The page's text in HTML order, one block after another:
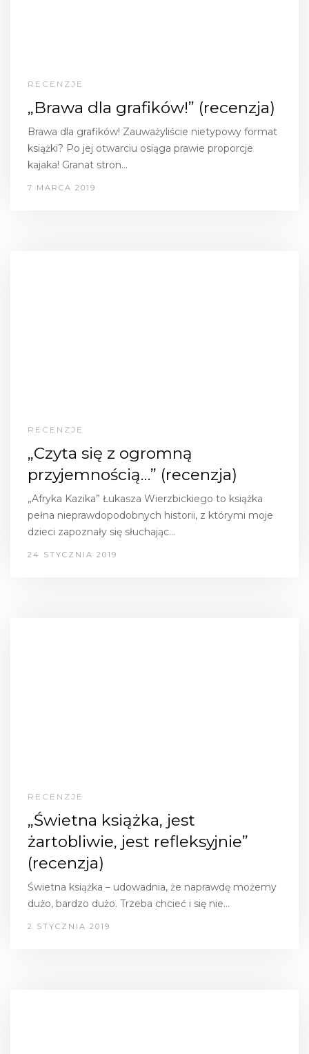
RECENZJE
„Brawa dla grafików!” (recenzja)
Brawa dla grafików! Zauważyliście nietypowy format
książki? Po jej otwarciu osiąga prawie proporcje
kajaka! Granat stron…
7 MARCA 2019
RECENZJE
„Czyta się z ogromną
przyjemnością…” (recenzja)
„Afryka Kazika” Łukasza Wierzbickiego to książka
pełna nieprawdopodobnych historii, z którymi moje
dzieci zapoznały się słuchając…
24 STYCZNIA 2019
RECENZJE
„Świetna książka, jest
żartobliwie, jest refleksyjnie”
(recenzja)
Świetna książka – udowadnia, że naprawdę możemy
dużo, bardzo dużo. Trzeba chcieć i się nie…
2 STYCZNIA 2019